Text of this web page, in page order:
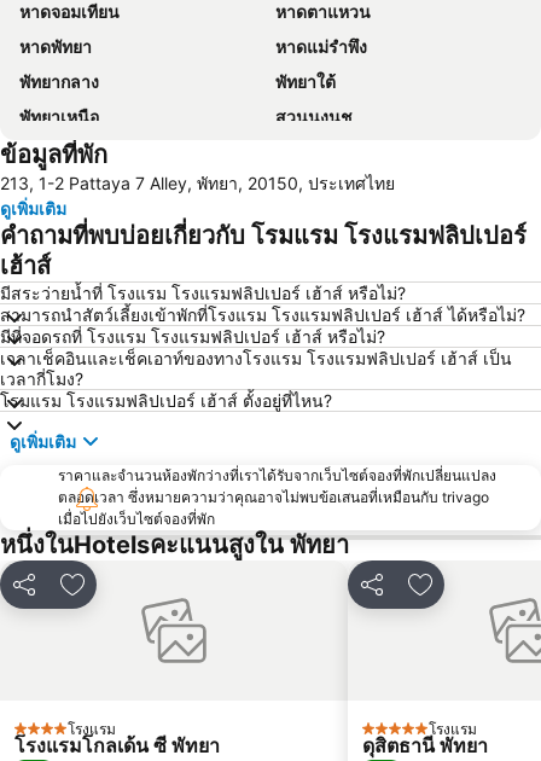
หาดจอมเทียน
หาดตาแหวน
หาดพัทยา
หาดแม่รำพึง
พัทยากลาง
พัทยาใต้
พัทยาเหนือ
สวนนงนุช
หาดแสม
เกาะขาม
ถนนคนเดิน
แสมสาร
สนามบินนานาชาติอู่ตะเภา
วันไหล
ท่าเรือแหลมฉบัง
สวนเสือศรีราชา
บิ๊กซี เอ็กซ์ตร้า พัทยา3
สถานีรถไฟพัทยา
Bali Hai Pier
อนุสาวรีย์กรมหลวงชุมพรเขตอุดมศักดิ์
พีระเซอร์กิต
Pattaya Floating Market
Art in Paradise
พัทยาเทเลกราฟฮิลล์
ข้อมูลที่พัก
213, 1-2 Pattaya 7 Alley, พัทยา, 20150, ประเทศไทย
ดูเพิ่มเติม
คำถามที่พบบ่อยเกี่ยวกับ โรมแรม โรงแรมฟลิปเปอร์
เฮ้าส์
มีสระว่ายน้ำที่ โรงแรม โรงแรมฟลิปเปอร์ เฮ้าส์ หรือไม่?
สามารถนำสัตว์เลี้ยงเข้าพักที่โรงแรม โรงแรมฟลิปเปอร์ เฮ้าส์ ได้หรือไม่?
มีที่จอดรถที่ โรงแรม โรงแรมฟลิปเปอร์ เฮ้าส์ หรือไม่?
เวลาเช็คอินและเช็คเอาท์ของทางโรงแรม โรงแรมฟลิปเปอร์ เฮ้าส์ เป็น
เวลากี่โมง?
โรมแรม โรงแรมฟลิปเปอร์ เฮ้าส์ ตั้งอยู่ที่ไหน?
ดูเพิ่มเติม
ราคาและจำนวนห้องพักว่างที่เราได้รับจากเว็บไซต์จองที่พักเปลี่ยนแปลง
ตลอดเวลา ซึ่งหมายความว่าคุณอาจไม่พบข้อเสนอที่เหมือนกับ trivago
เมื่อไปยังเว็บไซต์จองที่พัก
หนึ่งในHotelsคะแนนสูงใน พัทยา
แชร์ เพิ่มในรายการโปรด
4 ดาว โรงแรม
โรงแรมโกลเด้น ซี พัทยา
แชร์ เพิ่มในรายกา
5 ดาว โรงแรม
ดุสิตธานี พัทยา